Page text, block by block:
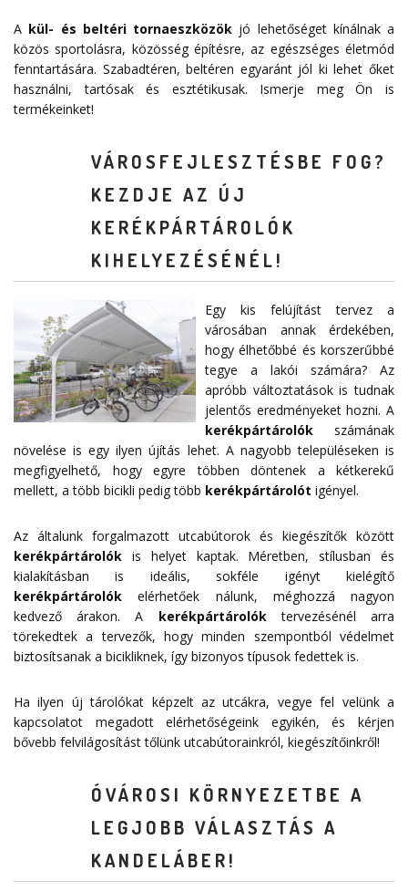
A kül- és beltéri tornaeszközök jó lehetőséget kínálnak a
közös sportolásra, közösség építésre, az egészséges életmód
fenntartására. Szabadtéren, beltéren egyaránt jól ki lehet őket
használni, tartósak és esztétikusak. Ismerje meg Ön is
termékeinket!
VÁROSFEJLESZTÉSBE FOG?
KEZDJE AZ ÚJ
KERÉKPÁRTÁROLÓK
KIHELYEZÉSÉNÉL!
Egy kis felújítást tervez a
városában annak érdekében,
hogy élhetőbbé és korszerűbbé
tegye a lakói számára? Az
apróbb változtatások is tudnak
jelentős eredményeket hozni. A
kerékpártárolók számának
növelése is egy ilyen újítás lehet. A nagyobb településeken is
megfigyelhető, hogy egyre többen döntenek a kétkerekű
mellett, a több bicikli pedig több kerékpártárolót igényel.
Az általunk forgalmazott utcabútorok és kiegészítők között
kerékpártárolók is helyet kaptak. Méretben, stílusban és
kialakításban is ideális, sokféle igényt kielégítő
kerékpártárolók elérhetőek nálunk, méghozzá nagyon
kedvező árakon. A kerékpártárolóktervezésénél arra
törekedtek a tervezők, hogy minden szempontból védelmet
biztosítsanak a bicikliknek, így bizonyos típusok fedettek is.
Ha ilyen új tárolókat képzelt az utcákra, vegye fel velünk a
kapcsolatot megadottelérhetőségeink egyikén, és kérjen
bővebb felvilágosítást tőlünk utcabútorainkról, kiegészítőinkről!
ÓVÁROSI KÖRNYEZETBE A
LEGJOBB VÁLASZTÁS A
KANDELÁBER!